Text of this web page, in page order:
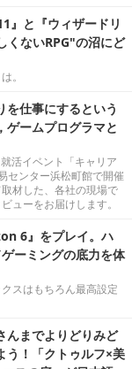
』と『ウィザードリ
くないRPG"の沼にど
。
を仕事にするという
ゲームプログラマと
活イベント「キャリア
センター浜松町館で開催
材した、各社の現場で
ューをお届けします。
6』をプレイ。ハ
ーミングの底力を体
スはもちろん最高設定
んまでよりどりみど
う！「クトゥルフ×美